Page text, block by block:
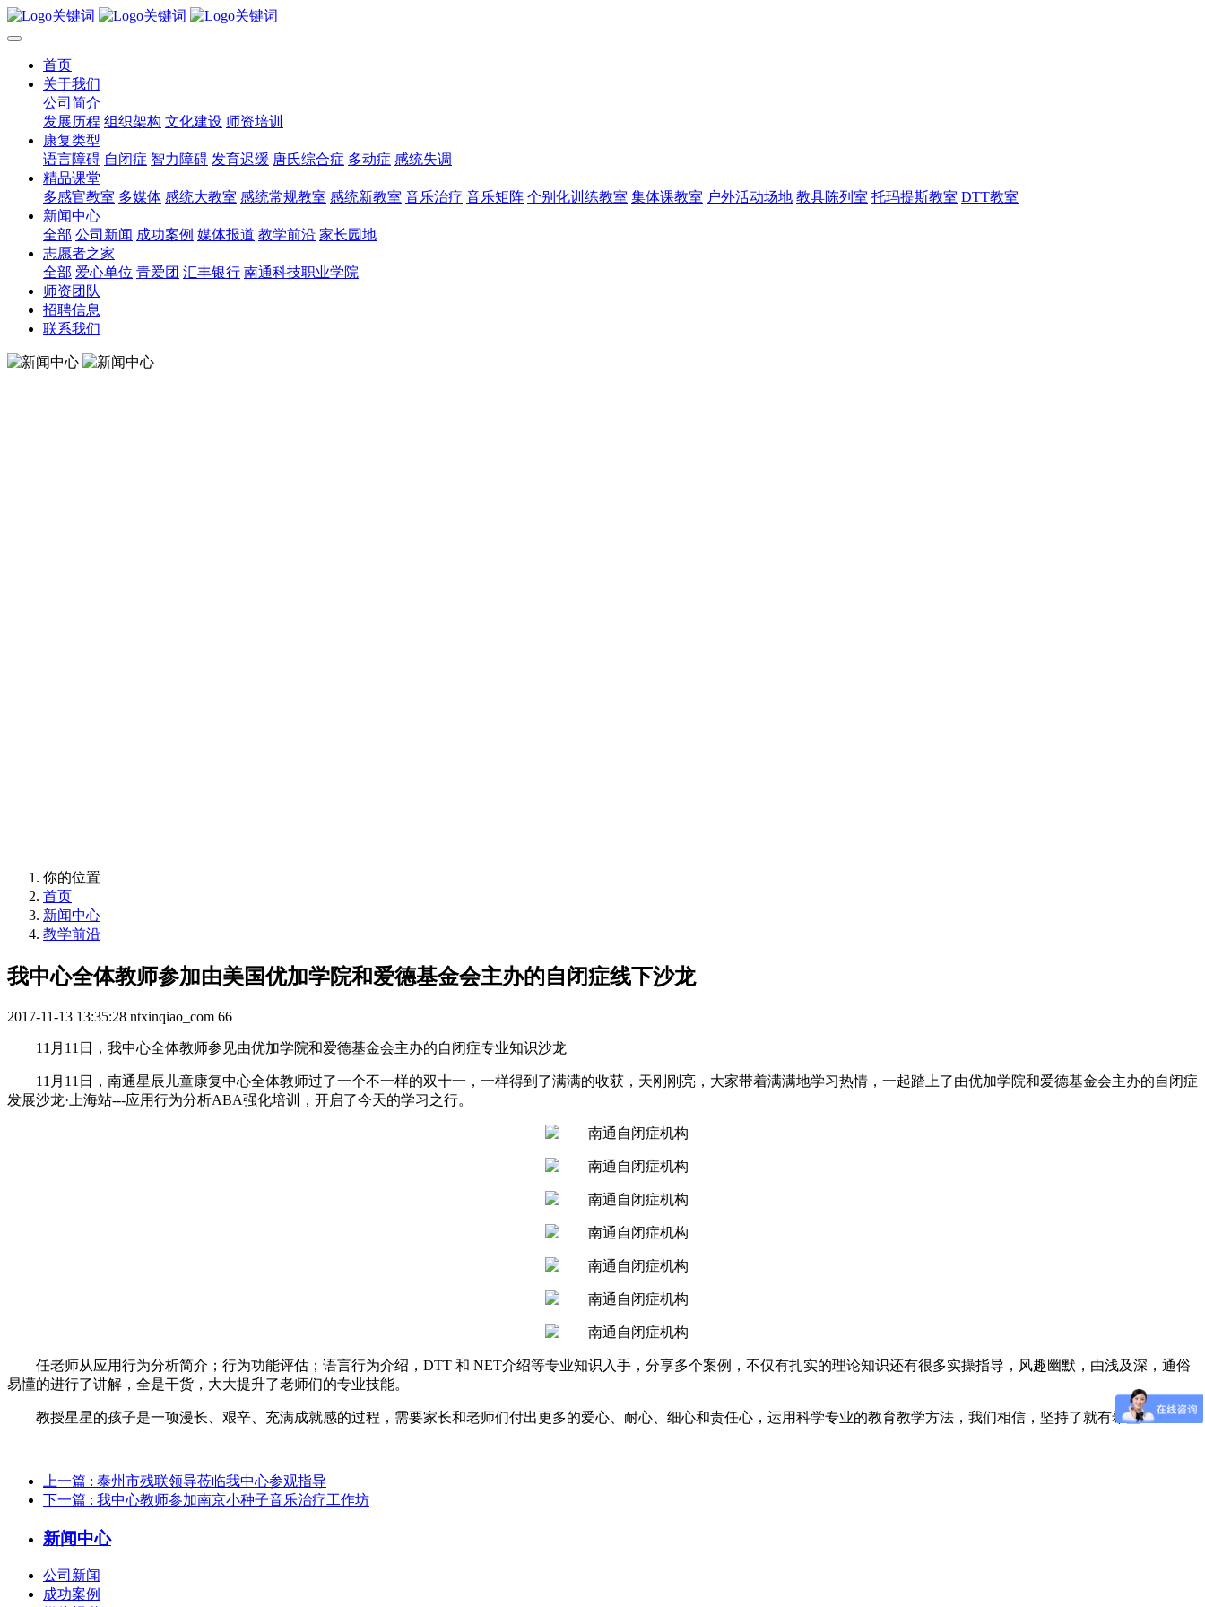
首页
关于我们
公司简介
发展历程 组织架构 文化建设 师资培训
康复类型
语言障碍 自闭症 智力障碍 发育迟缓 唐氏综合症 多动症 感统失调
精品课堂
多感官教室 多媒体 感统大教室 感统常规教室 感统新教室 音乐治疗 音乐矩阵 个别化训练教室 集体课教室 户外活动场地 教具陈列室 托玛提斯教室 DTT教室
新闻中心
全部 公司新闻 成功案例 媒体报道 教学前沿 家长园地
志愿者之家
全部 爱心单位 青爱团 汇丰银行 南通科技职业学院
师资团队
招聘信息
联系我们
你的位置
首页
新闻中心
教学前沿
我中心全体教师参加由美国优加学院和爱德基金会主办的自闭症线下沙龙
2017-11-13 13:35:28 ntxinqiao_com 66
11月11日，我中心全体教师参见由优加学院和爱德基金会主办的自闭症专业知识沙龙
11月11日，南通星辰儿童康复中心全体教师过了一个不一样的双十一，一样得到了满满的收获，天刚刚亮，大家带着满满地学习热情，一起踏上了由优加学院和爱德基金会主办的自闭症
发展沙龙·上海站---应用行为分析ABA强化培训，开启了今天的学习之行。
任老师从应用行为分析简介；行为功能评估；语言行为介绍，DTT 和 NET介绍等专业知识入手，分享多个案例，不仅有扎实的理论知识还有很多实操指导，风趣幽默，由浅及深，通俗
易懂的进行了讲解，全是干货，大大提升了老师们的专业技能。
教授星星的孩子是一项漫长、艰辛、充满成就感的过程，需要家长和老师们付出更多的爱心、耐心、细心和责任心，运用科学专业的教育教学方法，我们相信，坚持了就有希望！
上一篇 : 泰州市残联领导莅临我中心参观指导
下一篇 : 我中心教师参加南京小种子音乐治疗工作坊
新闻中心
公司新闻
成功案例